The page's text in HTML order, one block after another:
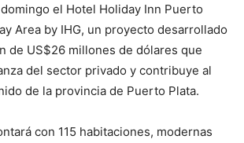
el Hotel Holiday Inn Puerto
Area by IHG, un proyecto desarrollado
de US$26 millones de dólares que
del sector privado y contribuye al
de la provincia de Puerto Plata.
con 115 habitaciones, modernas